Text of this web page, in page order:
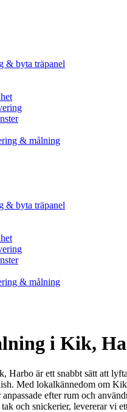
& byta träpanel
& målning
& byta träpanel
& målning
i Kik,
Harbo är ett snabbt sätt att
Med lokalkännedom om
efter rum och
och snickerier, levererar vi